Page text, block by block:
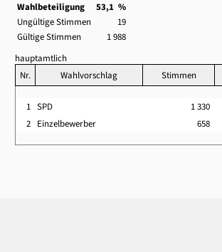
Wahlbeteiligung
53,1 %
Ungültige Stimmen
19
Gültige Stimmen
1 988
hauptamtlich
Nr.
Wahlvorschlag Stimmen
1 SPD
1 330
2 Einzelbewerber 658